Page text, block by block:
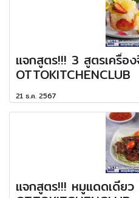
แจกสูตร!!! 3 สูตรเครื่อ
OTTOKITCHENCLUB
21 ธ.ค. 2567
แจกสูตร!!! หมูแดดเดีย